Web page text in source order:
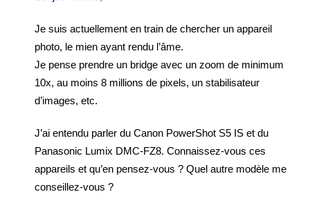
Je suis actuellement en train de chercher un appareil
photo, le mien ayant rendu l’âme.
Je pense prendre un bridge avec un zoom de minimum
10x, au moins 8 millions de pixels, un stabilisateur
d’images, etc.
J’ai entendu parler du Canon PowerShot S5 IS et du
Panasonic Lumix DMC-FZ8. Connaissez-vous ces
appareils et qu’en pensez-vous ? Quel autre modèle me
conseillez-vous ?